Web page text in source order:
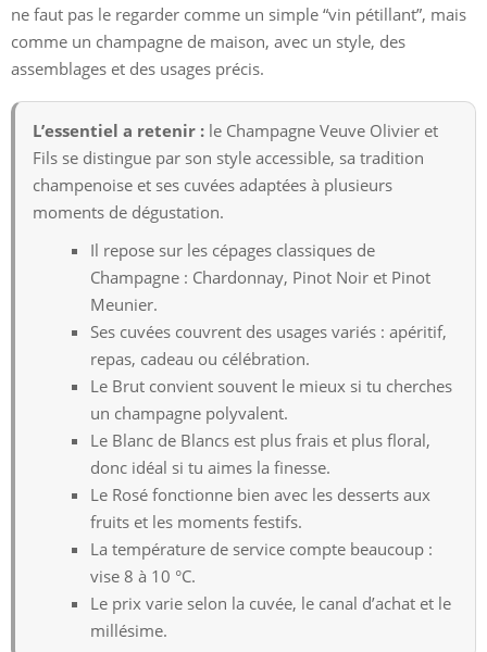
ne faut pas le regarder comme un simple “vin pétillant”, mais
comme un champagne de maison, avec un style, des
assemblages et des usages précis.
L’essentiel a retenir : le Champagne Veuve Olivier et
Fils se distingue par son style accessible, sa tradition
champenoise et ses cuvées adaptées à plusieurs
moments de dégustation.
Il repose sur les cépages classiques de
Champagne : Chardonnay, Pinot Noir et Pinot
Meunier.
Ses cuvées couvrent des usages variés : apéritif,
repas, cadeau ou célébration.
Le Brut convient souvent le mieux si tu cherches
un champagne polyvalent.
Le Blanc de Blancs est plus frais et plus floral,
donc idéal si tu aimes la finesse.
Le Rosé fonctionne bien avec les desserts aux
fruits et les moments festifs.
La température de service compte beaucoup :
vise 8 à 10 °C.
Le prix varie selon la cuvée, le canal d’achat et le
millésime.